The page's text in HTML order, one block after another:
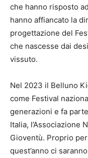
che hanno risposto
hanno affiancato la
progettazione del
che nascesse dai
vissuto.
Nel 2023 il Belluno
come Festival
generazioni e fa
Italia, l’Associazione
Gioventù. Proprio
quest’anno ci